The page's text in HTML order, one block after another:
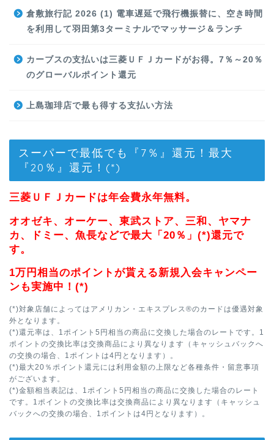
倉敷旅行記 2026 (1) 電車遅延で飛行機振替に、空き時間
を利用して羽田第3ターミナルでマッサージ＆ランチ
カーブスの支払いは三菱ＵＦＪカードがお得。7％～20％
のグローバルポイント還元
上島珈琲店で最も得する支払い方法
スーパーで最低でも『7％』還元！最大
『20％』還元！(*)
三菱ＵＦＪカードは年会費永年無料。
オオゼキ、オーケー、東武ストア、三和、ヤマナ
カ、ドミー、魚長などで最大「20％」(*)還元で
す。
1万円相当のポイントが貰える新規入会キャンペー
ンも実施中！(*)
(*)対象店舗によってはアメリカン・エキスプレス®のカードは優遇対象
外となります。
(*)還元率は、1ポイント5円相当の商品に交換した場合のレートです。1
ポイントの交換比率は交換商品により異なります（キャッシュバックへ
の交換の場合、1ポイントは4円となります）。
(*)最大20％ポイント還元には利用金額の上限など各種条件・留意事項
がございます。
(*)金額相当表記は、1ポイント5円相当の商品に交換した場合のレート
です。1ポイントの交換比率は交換商品により異なります（キャッシュ
バックへの交換の場合、1ポイントは4円となります）。